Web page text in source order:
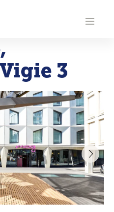
,
3